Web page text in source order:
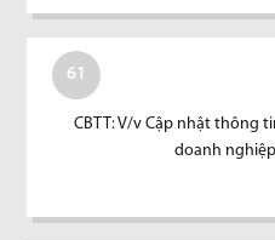
61
CBTT: V/v Cập nhật thông
doanh